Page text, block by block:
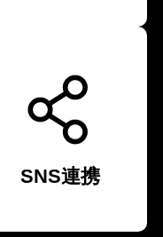
SNS連携